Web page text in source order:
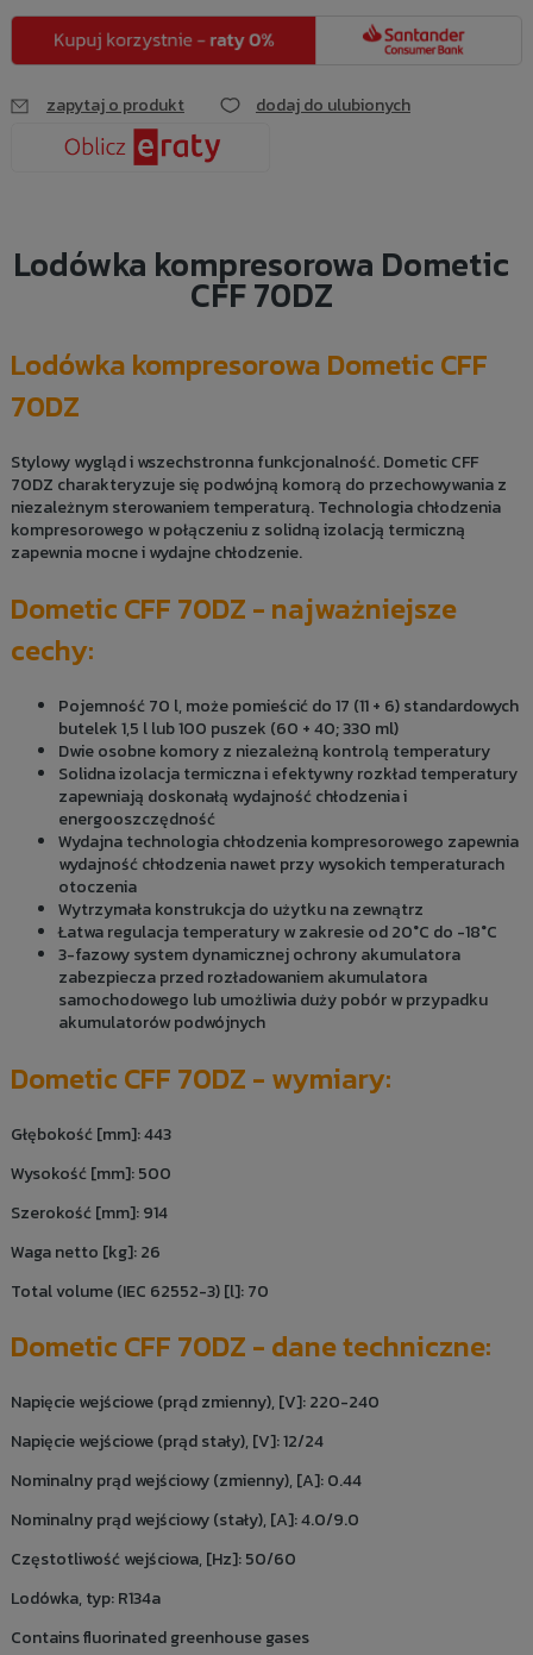
zapytaj o produkt dodaj do ulubionych
Lodówka kompresorowa Dometic
CFF 70DZ
Lodówka kompresorowa Dometic CFF
70DZ
Stylowy wygląd i wszechstronna funkcjonalność. Dometic CFF
70DZ charakteryzuje się podwójną komorą do przechowywania z
niezależnym sterowaniem temperaturą. Technologia chłodzenia
kompresorowego w połączeniu z solidną izolacją termiczną
zapewnia mocne i wydajne chłodzenie.
Dometic CFF 70DZ - najważniejsze
cechy:
Pojemność 70 l, może pomieścić do 17 (11 + 6) standardowych
butelek 1,5 l lub 100 puszek (60 + 40; 330 ml)
Dwie osobne komory z niezależną kontrolą temperatury
Solidna izolacja termiczna i efektywny rozkład temperatury
zapewniają doskonałą wydajność chłodzenia i
energooszczędność
Wydajna technologia chłodzenia kompresorowego zapewnia
wydajność chłodzenia nawet przy wysokich temperaturach
otoczenia
Wytrzymała konstrukcja do użytku na zewnątrz
Łatwa regulacja temperatury w zakresie od 20°C do -18°C
3-fazowy system dynamicznej ochrony akumulatora
zabezpiecza przed rozładowaniem akumulatora
samochodowego lub umożliwia duży pobór w przypadku
akumulatorów podwójnych
Dometic CFF 70DZ - wymiary:
Głębokość [mm]: 443
Wysokość [mm]: 500
Szerokość [mm]: 914
Waga netto [kg]: 26
Total volume (IEC 62552-3) [l]: 70
Dometic CFF 70DZ - dane techniczne:
Napięcie wejściowe (prąd zmienny), [V]: 220-240
Napięcie wejściowe (prąd stały), [V]: 12/24
Nominalny prąd wejściowy (zmienny), [A]: 0.44
Nominalny prąd wejściowy (stały), [A]: 4.0/9.0
Częstotliwość wejściowa, [Hz]: 50/60
Lodówka, typ: R134a
Contains fluorinated greenhouse gases